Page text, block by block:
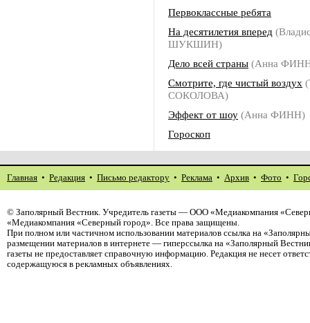
Первоклассные ребята
На десятилетия вперед
ШУКШИН)
Дело всей страны (Анна
Смотрите, где чистый воздух
СОКОЛОВА)
Эффект от шоу (Анна ФИНН)
Гороскоп
Главная • Редакция • Письмо редактору • Реклама • Архив • Фото •
© Заполярный Вестник. Учредитель газеты — ООО «Медиакомпания
«Медиакомпания «Северный город». Все права защищены.
При полном или частичном использовании материалов ссылка на
размещении материалов в интернете — гиперссылка на «Заполярный
газеты не предоставляет справочную информацию. Редакция не несет
содержащуюся в рекламных объявлениях.